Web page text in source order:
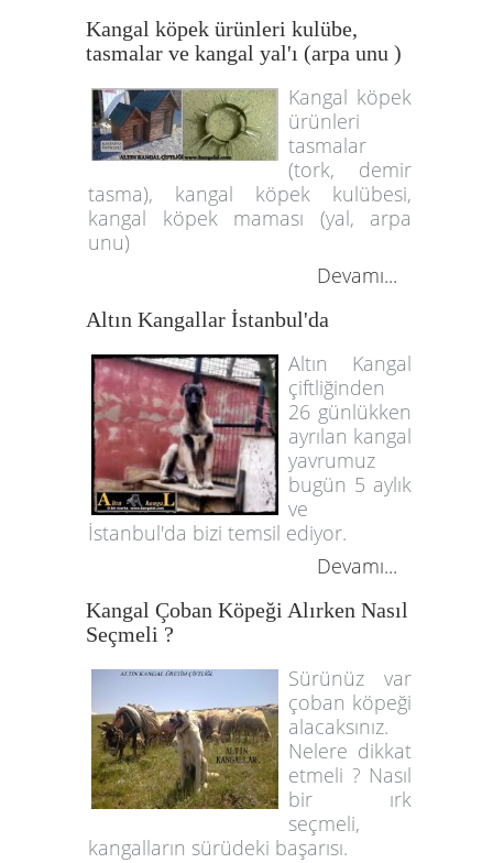
Kangal köpek ürünleri kulübe,
tasmalar ve kangal yal'ı (arpa unu )
Kangal köpek
ürünleri
tasmalar
(tork, demir
tasma), kangal köpek kulübesi,
kangal köpek maması (yal, arpa
unu)
Devamı...
Altın Kangallar İstanbul'da
Altın Kangal
çiftliğinden
26 günlükken
ayrılan kangal
yavrumuz
bugün 5 aylık
ve
İstanbul'da bizi temsil ediyor.
Devamı...
Kangal Çoban Köpeği Alırken Nasıl
Seçmeli ?
Sürünüz var
çoban köpeği
alacaksınız.
Nelere dikkat
etmeli ? Nasıl
bir ırk
seçmeli,
kangalların sürüdeki başarısı.